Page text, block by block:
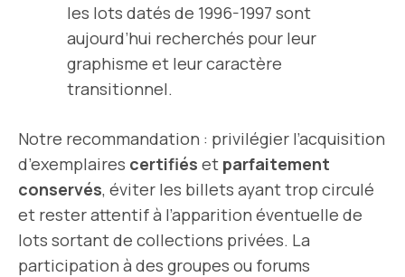
les lots datés de 1996-1997 sont
aujourd’hui recherchés pour leur
graphisme et leur caractère
transitionnel.
Notre recommandation : privilégier l’acquisition
d’exemplaires certifiés et parfaitement
conservés, éviter les billets ayant trop circulé
et rester attentif à l’apparition éventuelle de
lots sortant de collections privées. La
participation à des groupes ou forums